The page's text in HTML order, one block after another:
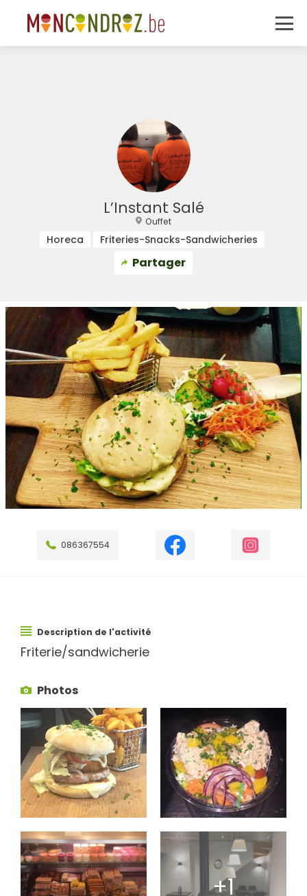
L’Instant Salé
Ouffet
Horeca Friteries-Snacks-Sandwicheries
Partager
086367554
Description de l'activité
Friterie/sandwicherie
Photos